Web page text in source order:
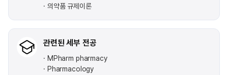
의약품 규제이론
관련된 세부 전공
MPharm pharmacy
Pharmacology